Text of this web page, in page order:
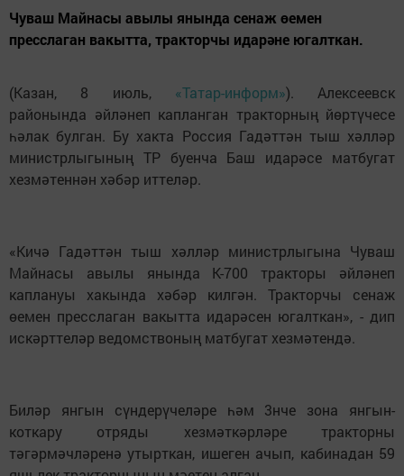
Чуваш Майнасы авылы янында сенаж өемен
пресслаган вакытта, тракторчы идарәне югалткан.
(Казан, 8 июль, «Татар-информ»). Алексеевск
районында әйләнеп капланган тракторның йөртүчесе
һәлак булган. Бу хакта Россия Гадәттән тыш хәлләр
министрлыгының ТР буенча Баш идарәсе матбугат
хезмәтеннән хәбәр иттеләр.
«Кичә Гадәттән тыш хәлләр министрлыгына Чуваш
Майнасы авылы янында К-700 тракторы әйләнеп
каплануы хакында хәбәр килгән. Тракторчы сенаж
өемен пресслаган вакытта идарәсен югалткан», - дип
искәрттеләр ведомствоның матбугат хезмәтендә.
Биләр янгын сүндерүчеләре һәм 3нче зона янгын-
коткару отряды хезмәткәрләре тракторны
тәгәрмәчләренә утырткан, ишеген ачып, кабинадан 59